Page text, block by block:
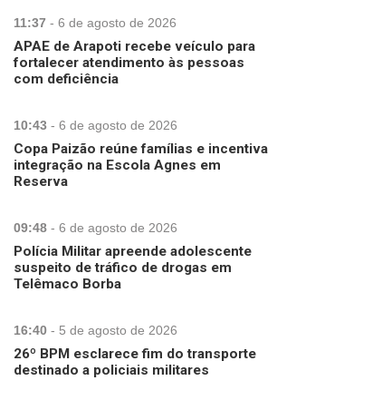
11:37 - 6 de agosto de 2026
APAE de Arapoti recebe veículo para
fortalecer atendimento às pessoas
com deficiência
10:43 - 6 de agosto de 2026
Copa Paizão reúne famílias e incentiva
integração na Escola Agnes em
Reserva
09:48 - 6 de agosto de 2026
Polícia Militar apreende adolescente
suspeito de tráfico de drogas em
Telêmaco Borba
16:40 - 5 de agosto de 2026
26º BPM esclarece fim do transporte
destinado a policiais militares